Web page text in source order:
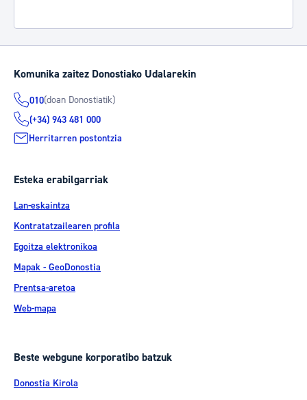
Komunika zaitez Donostiako Udalarekin
010(doan Donostiatik)
(+34) 943 481 000
Herritarren postontzia
Esteka erabilgarriak
Lan-eskaintza
Kontratatzailearen profila
Egoitza elektronikoa
Mapak - GeoDonostia
Prentsa-aretoa
Web-mapa
Beste webgune korporatibo batzuk
Donostia Kirola